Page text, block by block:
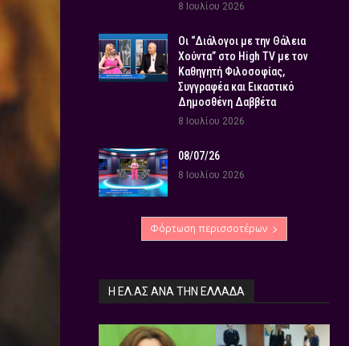
8 Ιουλίου 2026
Οι “Διάλογοι με την Θάλεια
Χούντα” στο High TV με τον
Καθηγητή Φιλοσοφίας,
Συγγραφέα και Εικαστικό
Δημοσθένη Δαββέτα
8 Ιουλίου 2026
08/07/26
8 Ιουλίου 2026
Φόρτωση περισσοτέρων
Η ΕΛ.ΑΣ ΑΝΆ ΤΗΝ ΕΛΛΆΔΑ